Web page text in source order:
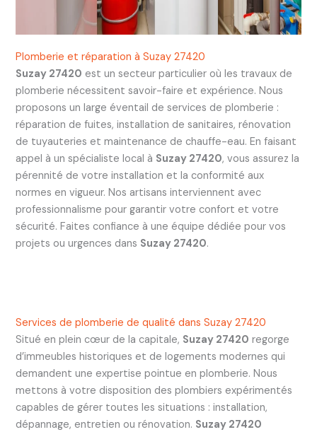
Plomberie et réparation à Suzay 27420
Suzay 27420 est un secteur particulier où les travaux de
plomberie nécessitent savoir-faire et expérience. Nous
proposons un large éventail de services de plomberie :
réparation de fuites, installation de sanitaires, rénovation
de tuyauteries et maintenance de chauffe-eau. En faisant
appel à un spécialiste local à Suzay 27420, vous assurez la
pérennité de votre installation et la conformité aux
normes en vigueur. Nos artisans interviennent avec
professionnalisme pour garantir votre confort et votre
sécurité. Faites confiance à une équipe dédiée pour vos
projets ou urgences dans Suzay 27420.
Services de plomberie de qualité dans Suzay 27420
Situé en plein cœur de la capitale, Suzay 27420 regorge
d’immeubles historiques et de logements modernes qui
demandent une expertise pointue en plomberie. Nous
mettons à votre disposition des plombiers expérimentés
capables de gérer toutes les situations : installation,
dépannage, entretien ou rénovation. Suzay 27420